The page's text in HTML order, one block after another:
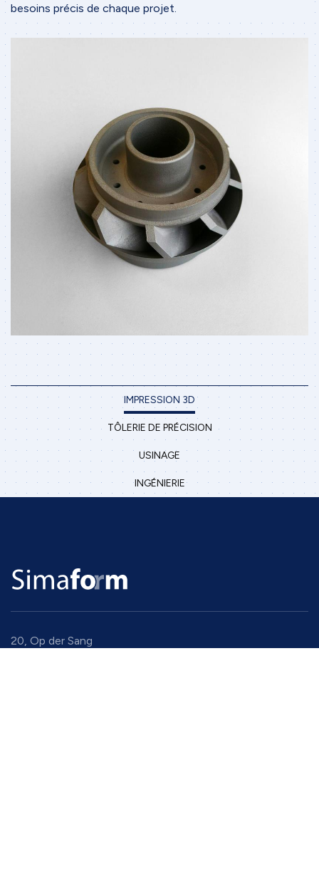
besoins précis de chaque projet.
IMPRESSION 3D
TÔLERIE DE PRÉCISION
USINAGE
INGÉNIERIE
20, Op der Sang